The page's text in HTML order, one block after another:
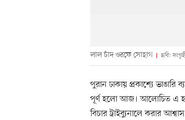
লাল চাঁদ ওরফে সোহাগ ছবি:
পুরান ঢাকায় প্রকাশ্যে
পূর্ণ হলো আজ। আলোচিত এ
বিচার ট্রাইব্যুনালে করার